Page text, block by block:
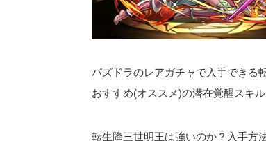
パズドラのレアガチャで入手できる
おすすめ(オススメ)の潜在覚醒スキ
転生降三世明王は強いのか？入手方